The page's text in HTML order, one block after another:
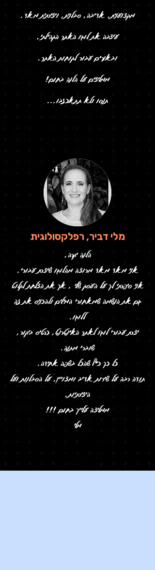
מקצוענית, אדיבה, סבלנית, ויצירתית מאד.
עיצבה את לוגו האתר הקהילתי,
ובאנרים עבור לקוחות האתר.
ממליצים על הלנה בחום!
תנסו ולא תתאכזבו...
מלי דביר, רפלקסולוגית
הלנה יקרה,
אני מאד מאד מרוצה מהלוגו שיצרת עבורי.
אני סיפרתי לך על העסק שלי , אך את הצלחת לקלוט
גם את הנשמה שמאחורי המילים ולהכניס את זה
ללוגו.
יצרת עבורי לוגו לאתר האינטרנט, כרטיס ביקור,
שוברי מתנה.
כל כך כיף שהכל בשפה אחידה.
תודה רבה על שירות אדיב ומצויין, על הסבלנות ועל
היצירתיות.
ממליצה עלייך בחום !!!
מלי